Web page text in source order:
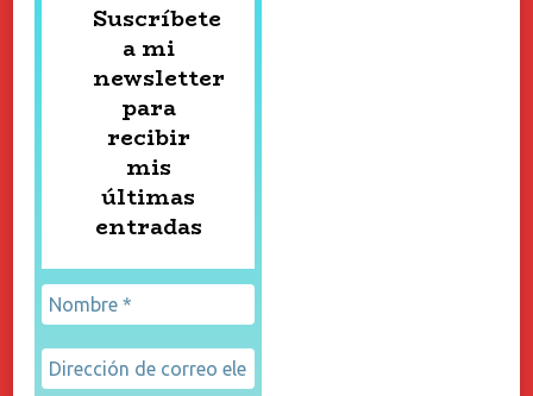
Suscríbete
a mi
newsletter
para
recibir
mis
últimas
entradas